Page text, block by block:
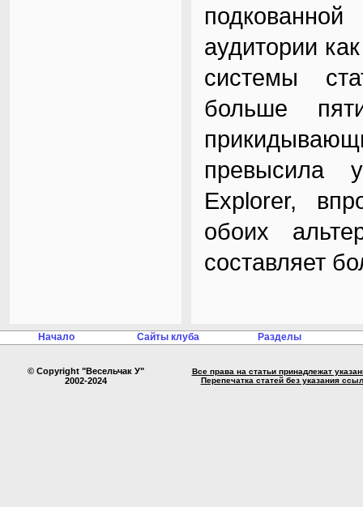
аудитории
системы
больше
превысила
Explorer,
обоих
составляет
Начало Сайты клуба Разделы
© Copyright "Весельчак У"
2002-2024
Все права на статьи принадлежат
Перепечатка статей без указания